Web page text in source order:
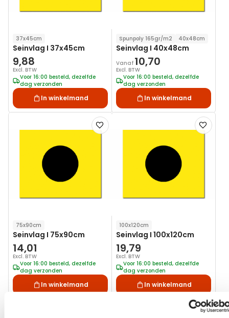
37x45cm
Seinvlag I 37x45cm
9,88
Excl. BTW
Voor 16:00 besteld, dezelfde
dag verzonden
In winkelmand
Spunpoly 165gr/m2 40x48cm
Seinvlag I 40x48cm
Vanaf 10,70
Excl. BTW
Voor 16:00 besteld, dezelfde
dag verzonden
In winkelmand
Voeg
toe
75x90cm
Seinvlag I 75x90cm
14,01
Excl. BTW
Voor 16:00 besteld, dezelfde
dag verzonden
In winkelmand
Voeg
toe
100x120cm
Seinvlag I 100x120cm
19,79
Excl. BTW
Voor 16:00 besteld, dezelfde
dag verzonden
In winkelmand